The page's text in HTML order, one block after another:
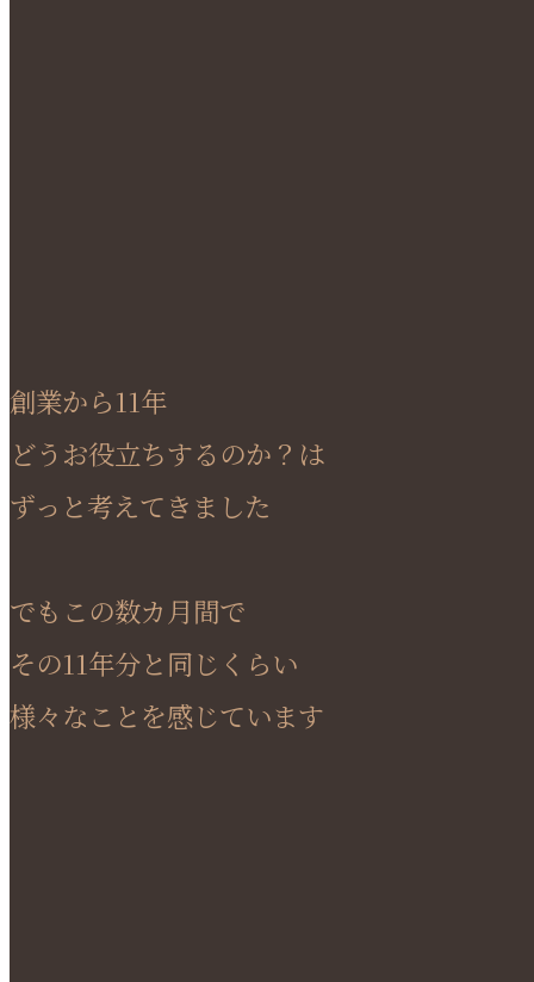
創業から11年
どうお役立ちするのか？は
ずっと考えてきました
でもこの数カ月間で
その11年分と同じくらい
様々なことを感じています